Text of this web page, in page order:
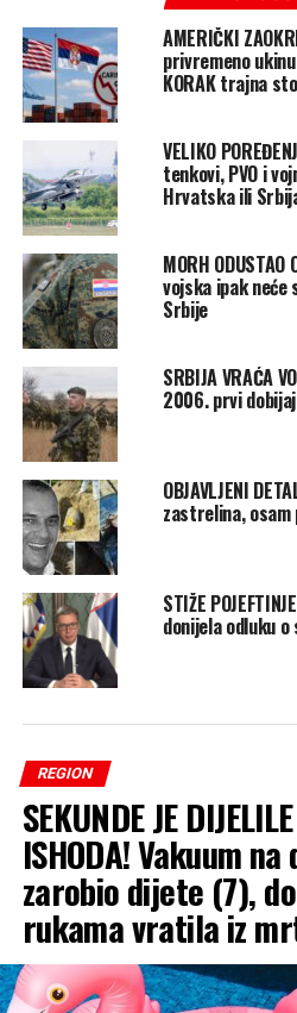
AMERIČKI
privremeno
KORAK trajna
VELIKO
tenkovi, PVO i
Hrvatska ili
MORH
vojska ipak neće
Srbije
SRBIJA VRAĆA
2006. prvi
OBJAVLJENI
zastrelina,
STIŽE
donijela odluku
REGION
SEKUNDE JE
ISHODA! Vakuum
zarobio dijete (7),
rukama vratila iz